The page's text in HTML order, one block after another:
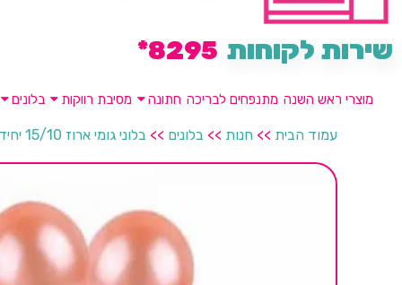
שירות לקוחות 8295*
מוצרי ראש השנה מתנפחים לבריכה חתונה מסיבת רווקות בלונים
עמוד הבית >> חנות >> בלונים >> בלוני גומי ארוז 15/10 יחידות